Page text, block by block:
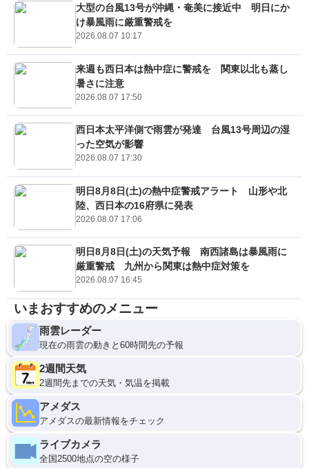
大型の台風13号が沖縄・奄美に接近中 明日にか
け暴風雨に厳重警戒を
2026.08.07 10:17
来週も西日本は熱中症に警戒を 関東以北も蒸し
暑さに注意
2026.08.07 17:50
西日本太平洋側で雨雲が発達 台風13号周辺の湿
った空気が影響
2026.08.07 17:30
明日8月8日(土)の熱中症警戒アラート 山形や北
陸、西日本の16府県に発表
2026.08.07 17:06
明日8月8日(土)の天気予報 南西諸島は暴風雨に
厳重警戒 九州から関東は熱中症対策を
2026.08.07 16:45
いまおすすめのメニュー
雨雲レーダー
現在の雨雲の動きと60時間先の予報
2週間天気
2週間先までの天気・気温を掲載
アメダス
アメダスの最新情報をチェック
ライブカメラ
全国2500地点の空の様子